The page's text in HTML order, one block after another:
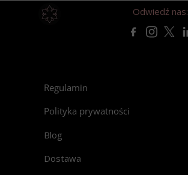
Blog
Dostawa
Regulamin
Polityka prywatności
Odwiedź nas: